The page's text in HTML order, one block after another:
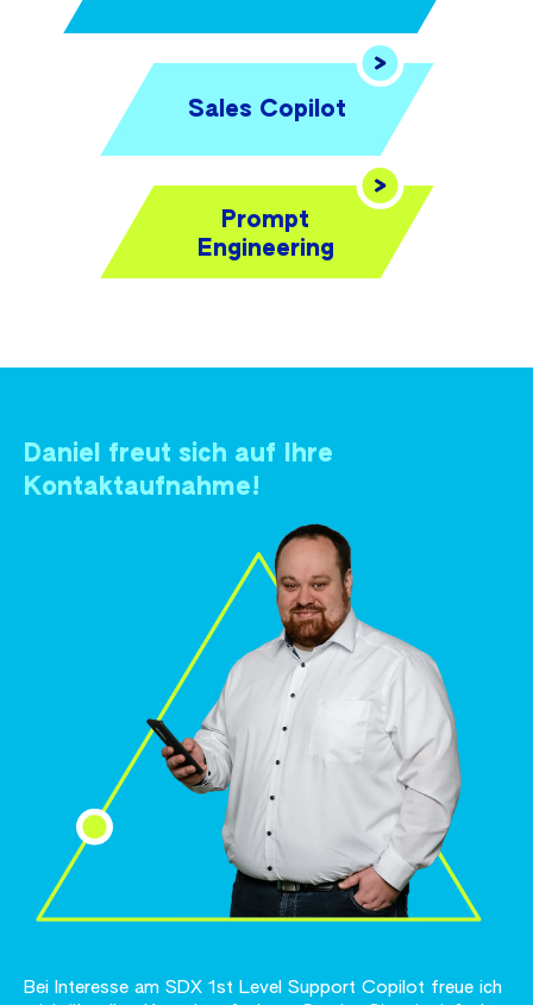
Sales Copilot
Prompt
Engineering
Daniel freut sich auf Ihre
Kontaktaufnahme!
Bei Interesse am SDX 1st Level Support Copilot freue ich